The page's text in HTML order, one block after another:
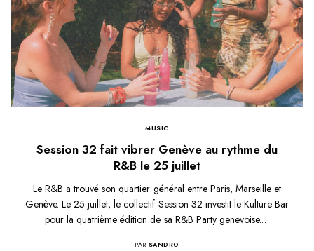
MUSIC
Session 32 fait vibrer Genève au rythme du
R&B le 25 juillet
Le R&B a trouvé son quartier général entre Paris, Marseille et
Genève. Le 25 juillet, le collectif Session 32 investit le Kulture Bar
pour la quatrième édition de sa R&B Party genevoise.…
PAR SANDRO